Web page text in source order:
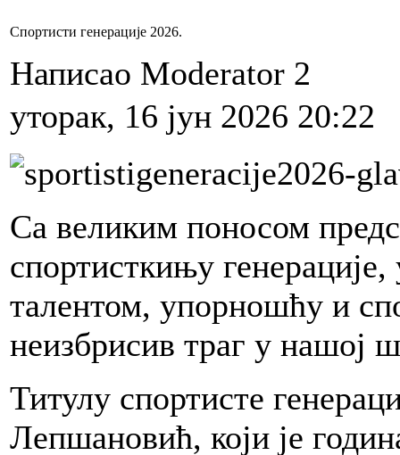
Спортисти генерације 2026.
Написао Moderator 2
уторак, 16 јун 2026 20:22
Са великим поносом
спортисткињу генерације,
талентом, упорношћу и
неизбрисив траг у нашој
Титулу спортисте
Лепшановић, који је